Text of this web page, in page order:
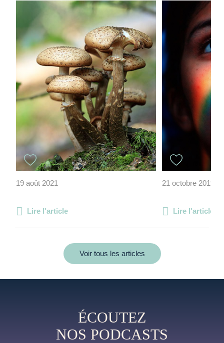
19 août 2021
Lire l'article
21 octobre 2019
Lire l'article
Voir tous les articles
ÉCOUTEZ
NOS PODCASTS